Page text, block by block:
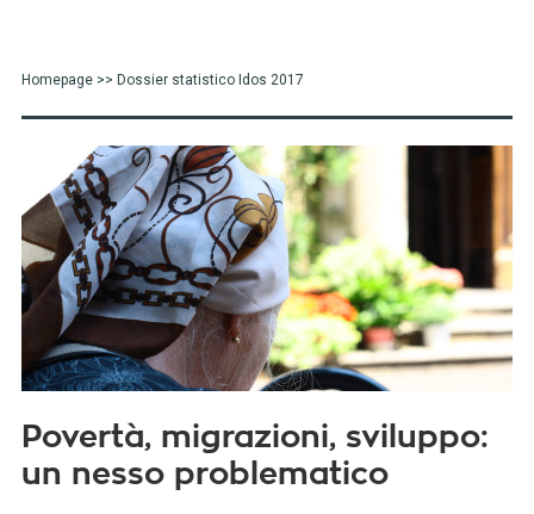
Homepage>> Dossier statistico Idos 2017
Povertà, migrazioni, sviluppo:
un nesso problematico